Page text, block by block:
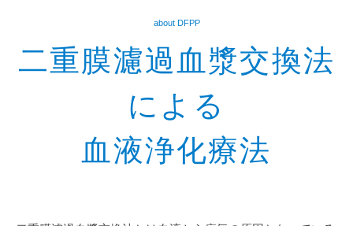
about DFPP
二重膜濾過血漿交換法
による
血液浄化療法